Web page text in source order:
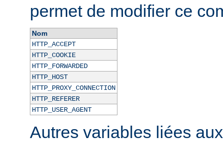
permet de modifier ce
Nom
HTTP_ACCEPT
HTTP_COOKIE
HTTP_FORWARDED
HTTP_HOST
HTTP_PROXY_CONNECTION
HTTP_REFERER
HTTP_USER_AGENT
Autres variables liées